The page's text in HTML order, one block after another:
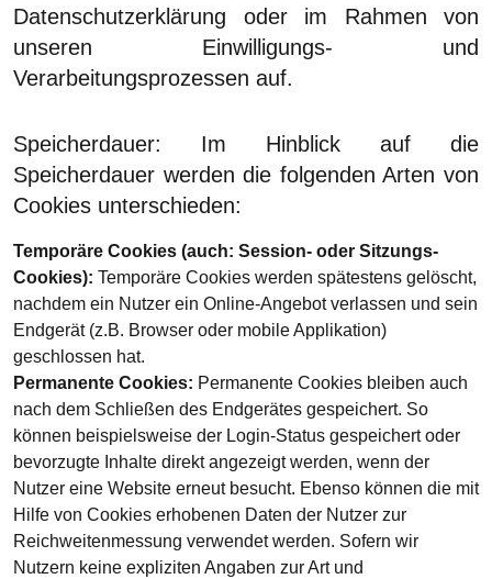
Datenschutzerklärung oder im Rahmen von
unseren Einwilligungs- und
Verarbeitungsprozessen auf.
Speicherdauer: Im Hinblick auf die
Speicherdauer werden die folgenden Arten von
Cookies unterschieden:
Temporäre Cookies (auch: Session- oder Sitzungs-
Cookies): Temporäre Cookies werden spätestens gelöscht,
nachdem ein Nutzer ein Online-Angebot verlassen und sein
Endgerät (z.B. Browser oder mobile Applikation)
geschlossen hat.
Permanente Cookies: Permanente Cookies bleiben auch
nach dem Schließen des Endgerätes gespeichert. So
können beispielsweise der Login-Status gespeichert oder
bevorzugte Inhalte direkt angezeigt werden, wenn der
Nutzer eine Website erneut besucht. Ebenso können die mit
Hilfe von Cookies erhobenen Daten der Nutzer zur
Reichweitenmessung verwendet werden. Sofern wir
Nutzern keine expliziten Angaben zur Art und